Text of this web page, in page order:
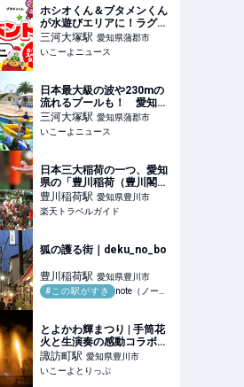
ホシオくん＆ブタメンくん
が水遊びエリアに！ラグナ
シアで夏限定コラボイベン
ト開催
三河大塚駅 愛知県蒲郡市
いこーよニュース
日本最大級の波や230mの
流れるプールも！ 愛知ラ
グナシアのプールが2026年
もオープン
三河大塚駅 愛知県蒲郡市
いこーよニュース
日本三大稲荷の一つ、愛知
県の「豊川稲荷（豊川閣妙
厳寺）」へ。境内や授与品
にも、きつねがいっぱい♪
【楽天トラベル】
豊川稲荷駅 愛知県豊川市
楽天トラベルガイド
狐の護る街｜deku_no_bo
豊川稲荷駅 愛知県豊川市
#この駅がすき
note（ノート）
とよかわ輝まつり | 手筒花
火と生演奏の感動コラボ！
愛知・豊川で夏の花火大会 |
愛知県豊川市 | いこーよと
りっぷ
諏訪町駅 愛知県豊川市
いこーよとりっぷ